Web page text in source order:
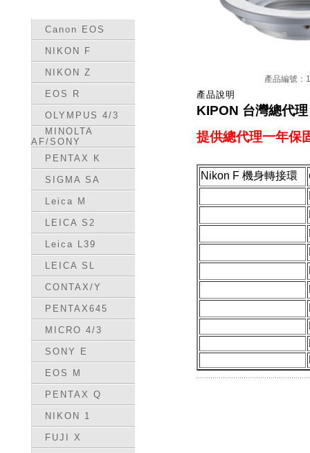
Canon EOS
NIKON F
NIKON Z
EOS R
OLYMPUS 4/3
MINOLTA
AF/SONY
PENTAX K
SIGMA SA
Leica M
LEICA S2
Leica L39
LEICA SL
CONTAX/Y
PENTAX645
MICRO 4/3
SONY E
EOS M
PENTAX Q
NIKON 1
FUJI X
產品編號：
產品說明
KIPON 台灣總代
提供總代理一年保
Nikon F 機身轉接環